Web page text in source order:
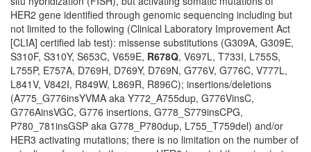
HER2 gene identified through genomic sequencing including but
not limited to the following (Clinical Laboratory Improvement Act
[CLIA] certified lab test): missense substitutions (G309A, G309E,
S310F, S310Y, S653C, V659E, R678Q, V697L, T733I, L755S,
L755P, E757A, D769H, D769Y, D769N, G776V, G776C, V777L,
L841V, V842I, R849W, L869R, R896C); insertions/deletions
(A775_G776insYVMA aka Y772_A755dup, G776VinsC,
G776AinsVGC, G776 insertions, G778_S779insCPG,
P780_781insGSP aka G778_P780dup, L755_T759del) and/or
HER3 activating mutations; there is no limitation on the number of